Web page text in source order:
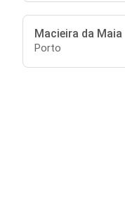
Macieira da Maia
Porto